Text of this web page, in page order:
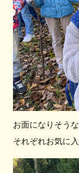
お面になりそう
それぞれお気に